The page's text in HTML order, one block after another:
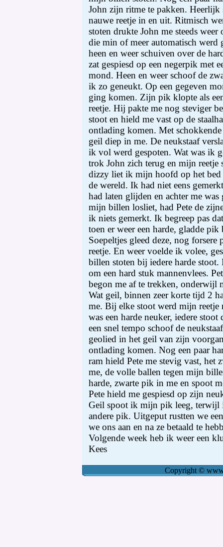
John zijn ritme te pakken.
nauwe reetje in en uit. Ritmisch
stoten drukte John me steeds weer
die min of meer automatisch
heen en weer schuiven over de
zat gespiesd op een negerpik met
mond. Heen en weer schoof de
ik zo geneukt. Op een gegeven
ging komen. Zijn pik klopte als
reetje. Hij pakte me nog steviger
stoot en hield me vast op de
ontlading komen. Met
geil diep in me. De neukstaaf
ik vol werd gespoten. Wat was ik
trok John zich terug en mijn reetje
dizzy liet ik mijn hoofd op het bed
de wereld. Ik had niet eens
had laten glijden en achter me was
mijn billen losliet, had Pete de
ik niets gemerkt. Ik begreep pas
toen er weer een harde, gladde
Soepeltjes gleed deze, nog
reetje. En weer voelde ik volee,
billen stoten bij iedere harde
om een hard stuk mannenvlees.
begon me af te trekken, onderwijl
Wat geil, binnen zeer korte tijd 2
me. Bij elke stoot werd mijn reetje
was een harde neuker, iedere
een snel tempo schoof de
geolied in het geil van zijn
ontlading komen. Nog een paar
ram hield Pete me stevig vast, het
me, de volle ballen tegen mijn
harde, zwarte pik in me en spoot
Pete hield me gespiesd op zijn
Geil spoot ik mijn pik leeg, terwijl
andere pik. Uitgeput rustten we
we ons aan en na ze betaald te
Volgende week heb ik weer een
Kees
Copyright ©